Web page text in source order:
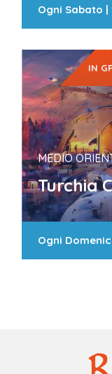
Ogni Sabato |
IN
MEDIO
Turchia
Ogni